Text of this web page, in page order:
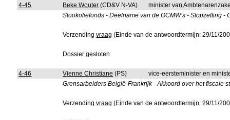
4-45 Beke Wouter (CD&V N-VA)
minister van
Stookoliefonds - Deelname van de OCMW’s - Stopzetting -
Verzendingvraag (Einde van de antwoordtermijn: 29/11/
Dossier gesloten
4-46 Vienne Christiane (PS)
vice-eersteminister en
Grensarbeiders België-Frankrijk - Akkoord over het fiscale
Verzendingvraag (Einde van de antwoordtermijn: 29/11/